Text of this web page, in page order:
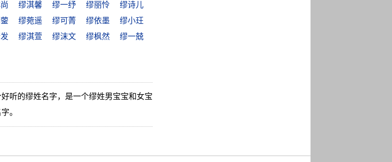
缪淇馨 缪一纾 缪丽怜
缪诗儿
缪菀遥 缪可菁 缪依墨
缪小玨
缪淇萱 缪沫文 缪枫然
缪一兢
听的缪姓名字，是一个缪姓男宝宝和女宝
。